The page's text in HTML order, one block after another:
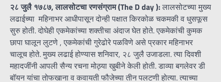
२८ जुलै १७८७,लालसोटचा रणसंग्राम (The D day):लालसोटच्या मुख्य
लढाईच्या महिनाभर आधीपासून दोन्ही पक्षात किरकोळ चकमकी व धुसफूस
सुरु होती. दोघेही एकमेकांच्या शक्तीचा अंदाज घेत होते. एकमेकांची कुमक
छापा घालून लुटणे , एकमेकांची गुरेढोरे पळविणे असे प्रकार महिनाभर
चालूच होते. मुख्य लढाई होण्यास शनिवार, २८ जुलै उजाडला. त्या दिवशी
महादजींनी आपली सैन्य रचना मोठ्या खुबीने केली होती. डाव्या बगलेवर डी
बॉयन यांचा तोफखाना व कवायती फौजेच्या तीन पलटणी होत्या. त्याच्या